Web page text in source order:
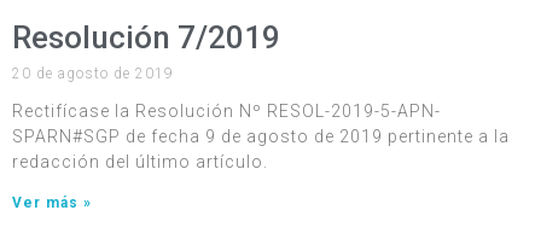
Resolución 7/2019
20 de agosto de 2019
Rectifícase la Resolución Nº RESOL-2019-5-APN-
SPARN#SGP de fecha 9 de agosto de 2019 pertinente a la
redacción del último artículo.
Ver más »